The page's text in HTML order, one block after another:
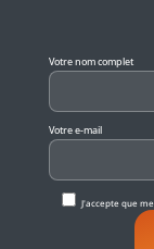
Votre nom complet
Votre e-mail
J'accepte que